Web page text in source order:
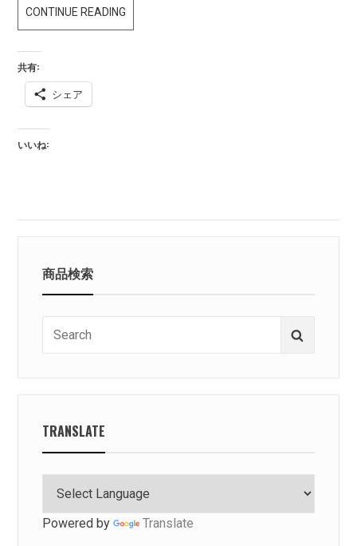
CONTINUE READING
実
共有:
シェア
いいね:
商品検索
TRANSLATE
Powered by Translate